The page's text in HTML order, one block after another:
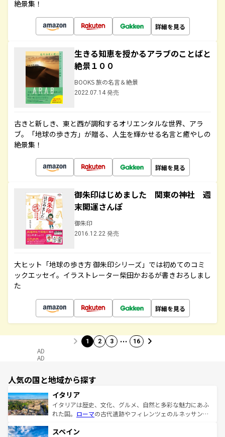
絶景集！
詳細を見る
生きる知恵を授かるアラブのことばと
絶景１００
BOOKS 旅の名言＆絶景
2022.07.14 発売
古きと新しき、東と西が調和するオリエンタルな世界、アラ
ブ。「地球の歩き方」が贈る、人生を輝かせる名言と癒やしの
絶景集！
詳細を見る
御朱印はじめました 関東の神社 週
末開運さんぽ
御朱印
2016.12.22 発売
大ヒット「地球の歩き方 御朱印シリーズ」では初めてのコミ
ックエッセイ。イラストレーター柴田かおるが書きおろしまし
た
詳細を見る
1 2 3 … 16
AD
AD
人気の国と地域から探す
イタリア
イタリアは歴史、文化、グルメ、自然と多彩な魅力にあふ
れた国。 ローマの古代遺跡やフィレンツェのルネッサンス
ろん、トスカーナの美しい田園風景やアマルフィ海岸の絶
スペイン